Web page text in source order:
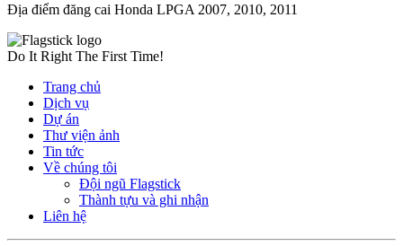
Địa điểm đăng cai Honda LPGA 2007, 2010, 2011
Do It Right The First Time!
Trang chủ
Dịch vụ
Dự án
Thư viện ảnh
Tin tức
Về chúng tôi
Đội ngũ Flagstick
Thành tựu và ghi nhận
Liên hệ